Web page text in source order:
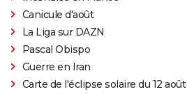
Canicule d'août
La Liga sur DAZN
Pascal Obispo
Guerre en Iran
Carte de l'éclipse solaire du 12 août